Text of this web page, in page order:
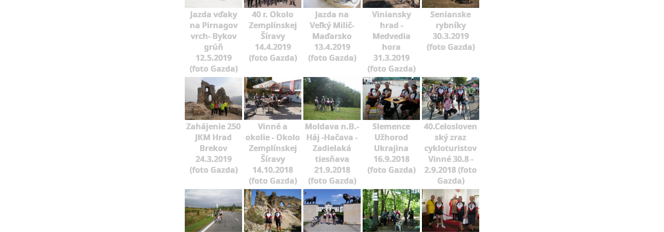
Jazda vďaky
na Pirnagov
vrch- Bykov
grúň
12.5.2019
(foto Gazda)
40 r. Okolo
Zemplínskej
Šíravy
14.4.2019
(foto Gazda)
Jazda na
Veľký Milič-
Maďarsko
13.4.2019
(foto Gazda)
Viniansky
hrad -
Medvedia
hora
31.3.2019
(foto Gazda)
Senianske
rybníky
30.3.2019
(foto Gazda)
Zahájenie 250
JKM Hrad
Brekov
24.3.2019
(foto Gazda)
Vinné a
okolie - Okolo
Zemplínskej
Šíravy
14.10.2018
(foto Gazda)
Moldava n.B.-
Háj -Hačava -
Zadielaká
tiesňava
21.9.2018
(foto Gazda)
Slemence
Užhorod
Ukrajina
16.9.2018
(foto Gazda)
40.Celosloven
ský zraz
cykloturistov
Vinné 30.8 -
2.9.2018 (foto
Gazda)